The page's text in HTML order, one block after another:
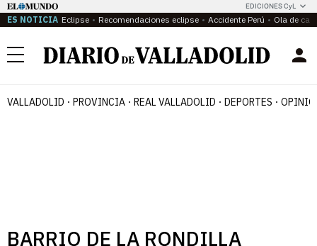
EDICIONES CyL
ES NOTICIA Eclipse Recomendaciones eclipse Accidente Perú Ola de
Menú
VALLADOLID PROVINCIA REAL VALLADOLID DEPORTES
BARRIO DE LA RONDILLA